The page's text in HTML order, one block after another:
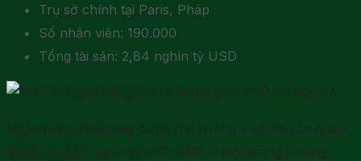
Trụ sở chính tại Paris, Pháp
Số nhân viên: 190.000
Tổng tài sản: 2,84 nghìn tỷ USD
Ngân hàng Pháp này đứng ở vị trí thứ 9 với tài sản quản
lý hiện là 2,84 nghìn tỷ USD. BNP là một trong những